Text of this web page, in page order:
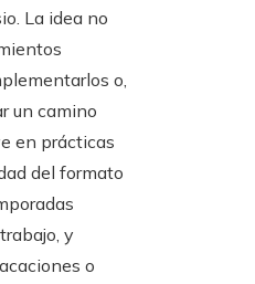
La idea no
o,
un camino
en prácticas
del formato
y
o